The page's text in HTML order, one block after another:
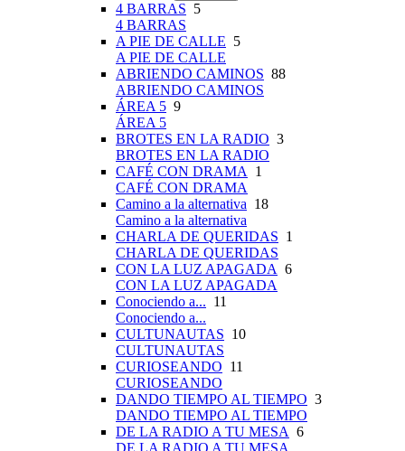
4 BARRAS 5
4 BARRAS
A PIE DE CALLE 5
A PIE DE CALLE
ABRIENDO CAMINOS 88
ABRIENDO CAMINOS
ÁREA 5 9
ÁREA 5
BROTES EN LA RADIO 3
BROTES EN LA RADIO
CAFÉ CON DRAMA
1
CAFÉ CON DRAMA
Camino a la alternativa 18
Camino a la alternativa
CHARLA DE QUERIDAS 1
CHARLA DE QUERIDAS
CON LA LUZ APAGADA 6
CON LA LUZ APAGADA
Conociendo a... 11
Conociendo a...
CULTUNAUTAS 10
CULTUNAUTAS
CURIOSEANDO 11
CURIOSEANDO
DANDO TIEMPO AL TIEMPO 3
DANDO TIEMPO AL TIEMPO
DE LA RADIO A TU MESA 6